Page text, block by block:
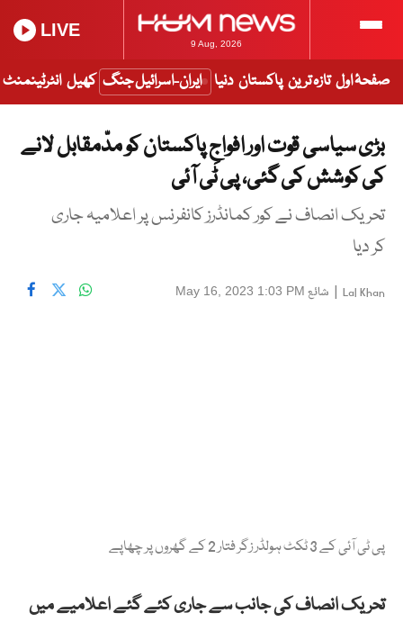
9 Aug, 2026
LIVE
صفحۂ اول تازہ ترین پاکستان دنیا ایران-اسرائیل جنگ کھیل انٹرٹینمنٹ
بڑی سیاسی قوت اور افواجِ پاکستان کو مدّمقابل لانے
کی کوشش کی گئی، پی ٹی آئی
تحریک انصاف نے کور کمانڈرز کانفرنس پر اعلامیہ جاری
کر دیا
Lal Khan
| شائع May 16, 2023 1:03 PM
پی ٹی آئی کے 3 ٹکٹ ہولڈر زگر فتار 2 کے گھروں پر چھاپے
تحریک انصاف کی جانب سے جاری کئے گئے اعلامیے میں